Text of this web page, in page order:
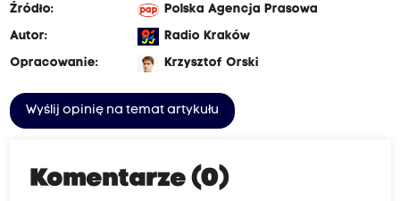
Źródło:
Polska Agencja Prasowa
Autor:
Radio Kraków
Opracowanie:
Krzysztof Orski
Wyślij opinię na temat artykułu
Komentarze (0)